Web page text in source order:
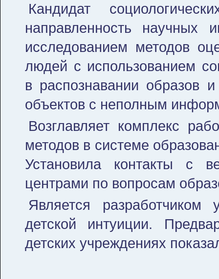
Кандидат
направленность научных
исследованием методов
людей с использованием
в распознавании образов
объектов с неполным
Возглавляет комплекс
методов в системе
Установила контакты с
центрами по вопросам
Является разработчиком
детской интуиции.
детских учреждениях